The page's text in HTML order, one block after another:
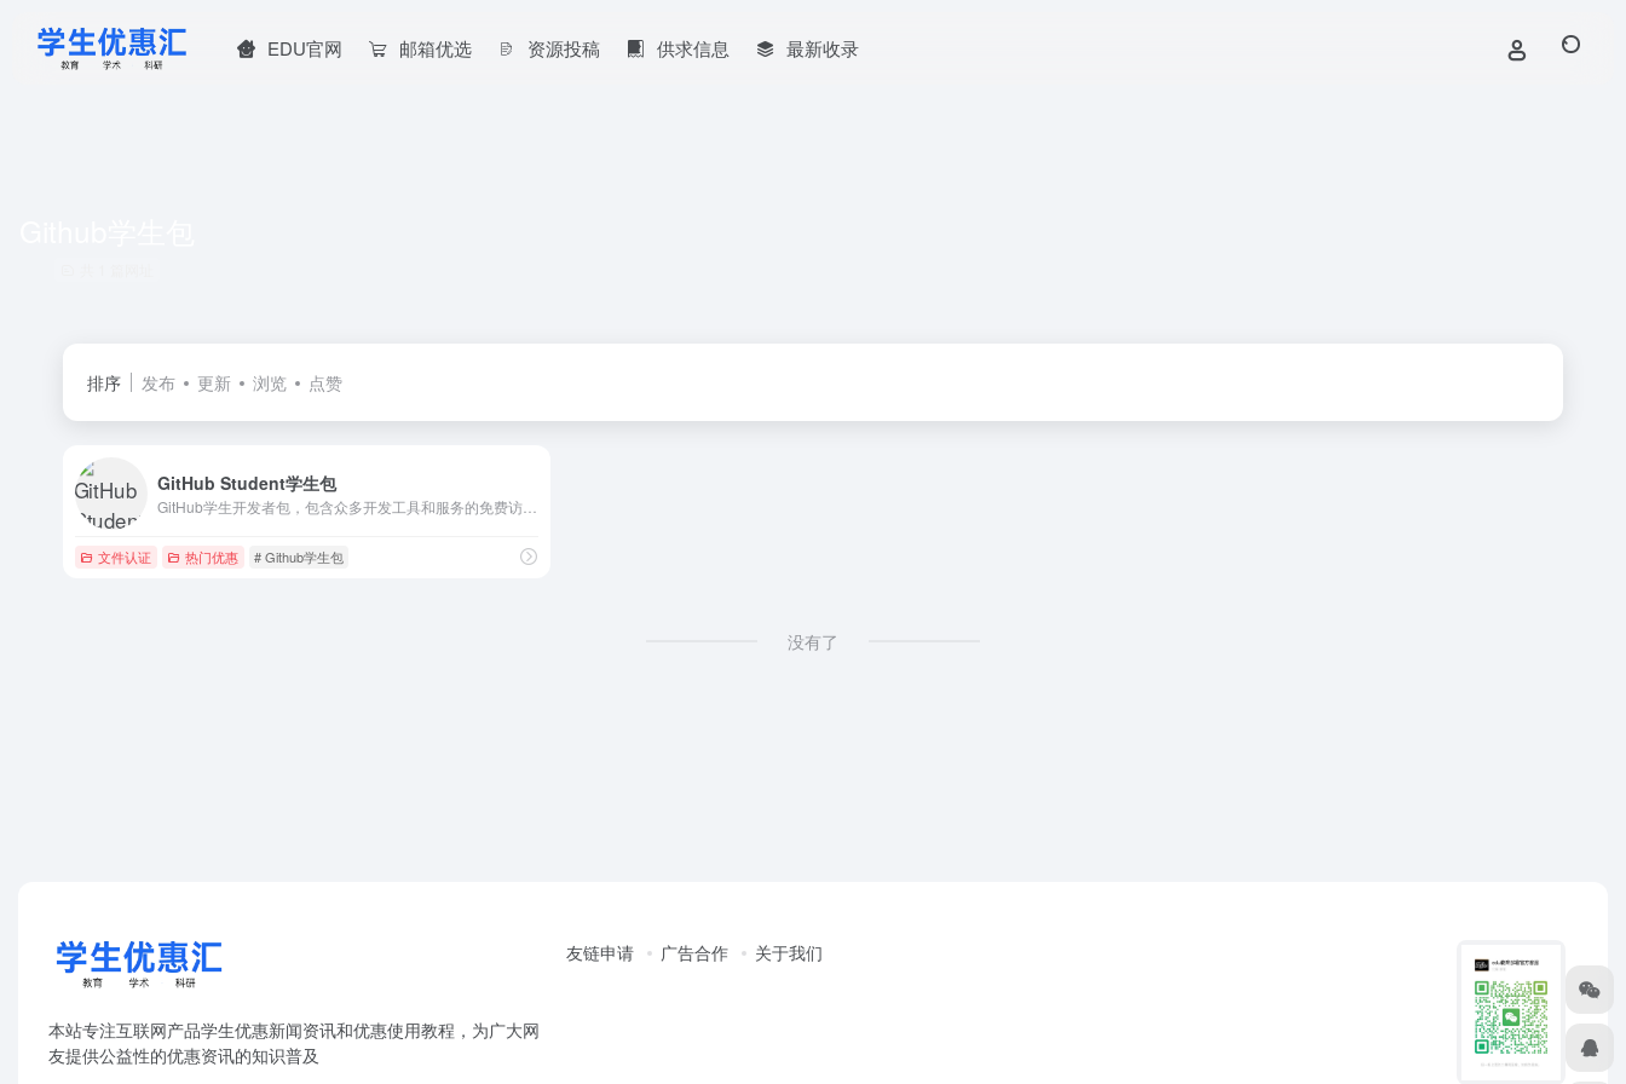
EDU官网 邮箱优选 资源投稿 供求信息 最新收录
排序 发布 更新 浏览 点赞
GitHub Student学生包
文件认证 热门优惠 # Github学生包
没有了
本站专注互联网产品学生优惠新闻资讯和优惠使用教程，为广大网
友提供公益性的优惠资讯的知识普及
友链申请 广告合作 关于我们